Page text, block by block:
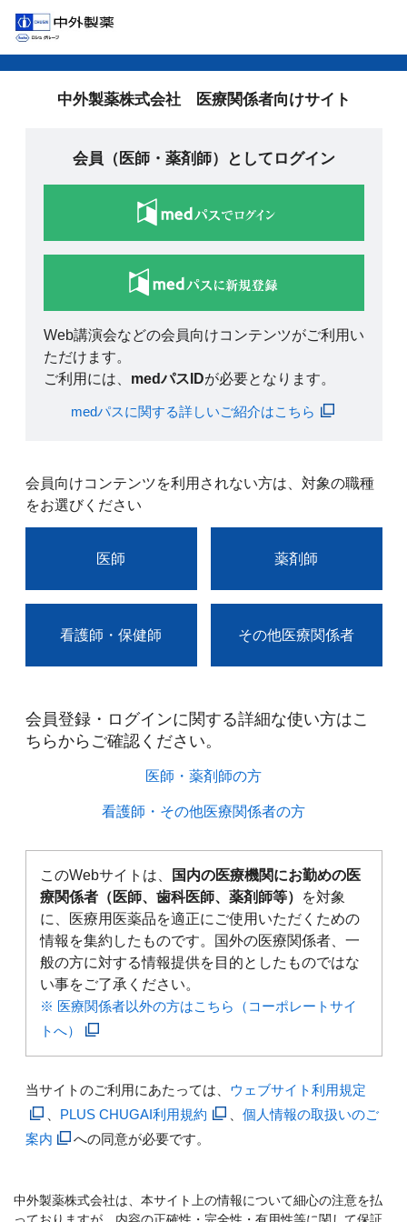
中外製薬株式会社 医療関係者向けサイト
会員（医師・薬剤師）としてログイン
Web講演会などの会員向けコンテンツがご利用い
ただけます。
ご利用には、 medパスIDが必要となります。
medパスに関する詳しいご紹介はこちら
会員向けコンテンツを利用されない方は、対象の職種
をお選びください
医師 薬剤師
看護師・保健師 その他医療関係者
会員登録・ログインに関する詳細な使い方はこ
ちらからご確認ください。​
医師・薬剤師の方​
看護師・その他医療関係者の方​
このWebサイトは、
国内の医療機関にお勤めの医
療関係者（医師、歯科医師、薬剤師等）
を対象
に、医療用医薬品を適正にご使用いただくための
情報を集約したものです。国外の医療関係者、一
般の方に対する情報提供を目的としたものではな
い事をご了承ください。
※ 医療関係者以外の方はこちら（コーポレートサイ
トへ）
当サイトのご利用にあたっては、 ウェブサイト利用規定
PLUS CHUGAI利用規約
個人情報の取扱いのご
案内
への同意が必要です。
中外製薬株式会社は、本サイト上の情報について細心の注意を払
っておりますが、内容の正確性・完全性・有用性等に関して保証